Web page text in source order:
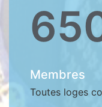
Membres
Toutes loges